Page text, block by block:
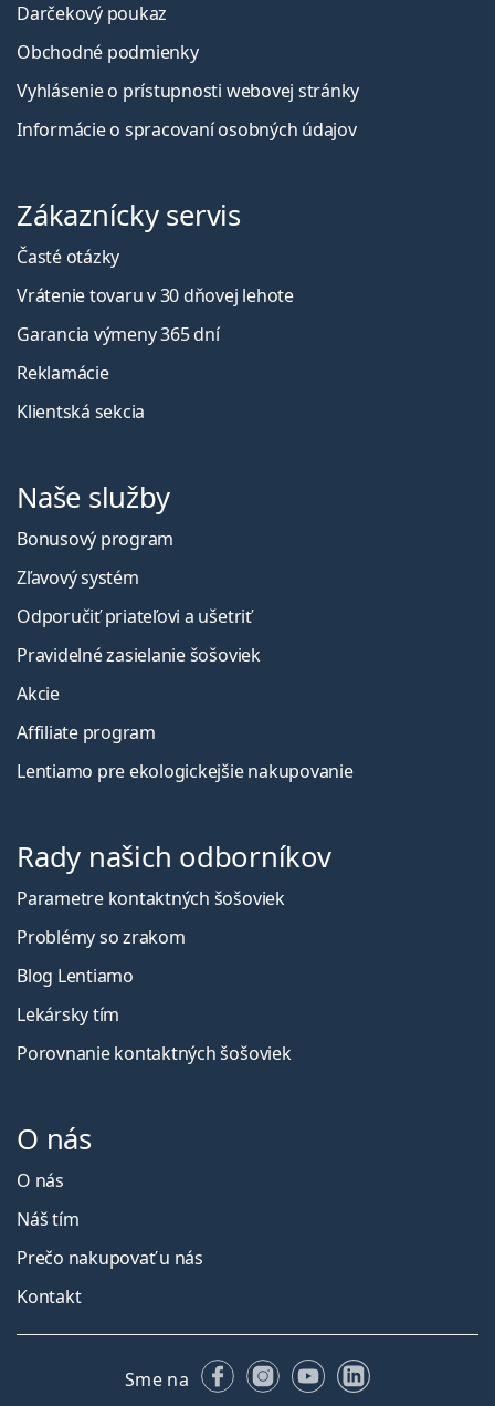
Darčekový poukaz
Obchodné podmienky
Vyhlásenie o prístupnosti webovej stránky
Informácie o spracovaní osobných údajov
Zákaznícky servis
Časté otázky
Vrátenie tovaru v 30 dňovej lehote
Garancia výmeny 365 dní
Reklamácie
Klientská sekcia
Naše služby
Bonusový program
Zľavový systém
Odporučiť priateľovi a ušetriť
Pravidelné zasielanie šošoviek
Akcie
Affiliate program
Lentiamo pre ekologickejšie nakupovanie
Rady našich odborníkov
Parametre kontaktných šošoviek
Problémy so zrakom
Blog Lentiamo
Lekársky tím
Porovnanie kontaktných šošoviek
O nás
O nás
Náš tím
Prečo nakupovať u nás
Kontakt
Sme na FacebookuInstagrame
YouTubeLinkedIn